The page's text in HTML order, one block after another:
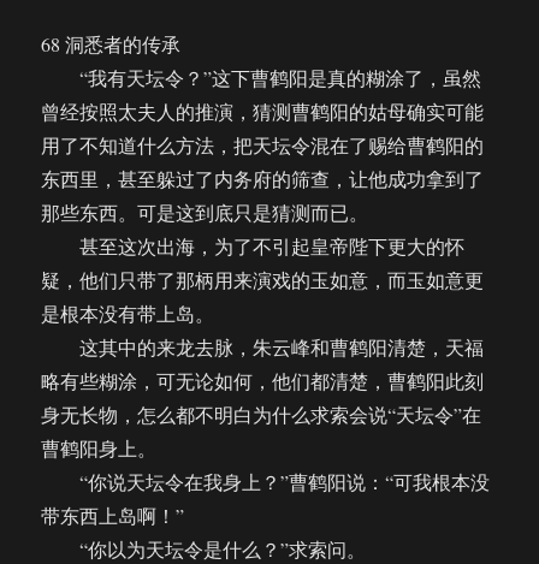
68 洞悉者的传承
“我有天坛令？”这下曹鹤阳是真的糊涂了，虽然
曾经按照太夫人的推演，猜测曹鹤阳的姑母确实可能
用了不知道什么方法，把天坛令混在了赐给曹鹤阳的
东西里，甚至躲过了内务府的筛查，让他成功拿到了
那些东西。可是这到底只是猜测而已。
甚至这次出海，为了不引起皇帝陛下更大的怀
疑，他们只带了那柄用来演戏的玉如意，而玉如意更
是根本没有带上岛。
这其中的来龙去脉，朱云峰和曹鹤阳清楚，天福
略有些糊涂，可无论如何，他们都清楚，曹鹤阳此刻
身无长物，怎么都不明白为什么求索会说“天坛令”在
曹鹤阳身上。
“你说天坛令在我身上？”曹鹤阳说：“可我根本没
带东西上岛啊！”
“你以为天坛令是什么？”求索问。